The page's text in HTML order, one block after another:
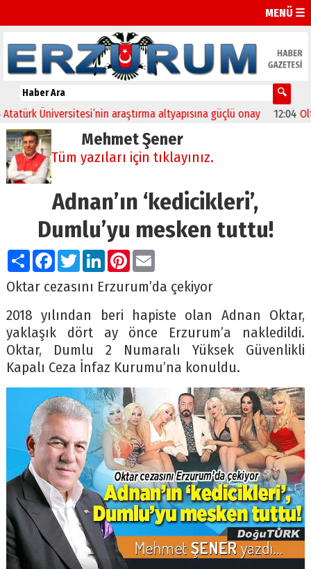
MENÜ ☰
Üniversitesi’nin araştırma altyapısına güçlü onay 12:04
Mehmet Şener
Tüm yazıları için tıklayınız.
Adnan’ın ‘kedicikleri’,
Dumlu’yu mesken tuttu!
PaylaşFacebook
TwitterLinkedIn
Pinterest
Email
Oktar cezasını Erzurum’da çekiyor
2018 yılından beri hapiste olan Adnan Oktar,
yaklaşık dört ay önce Erzurum’a nakledildi.
Oktar, Dumlu 2 Numaralı Yüksek Güvenlikli
Kapalı Ceza İnfaz Kurumu’na konuldu.